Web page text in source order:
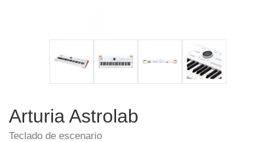
Arturia Astrolab
Teclado de escenario